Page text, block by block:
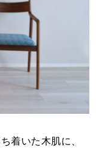
着いた木肌に、